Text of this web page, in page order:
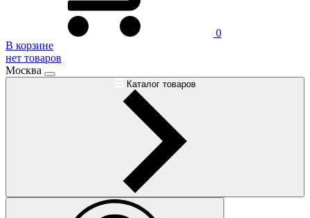
0
В корзине
нет товаров
Москва
Каталог товаров